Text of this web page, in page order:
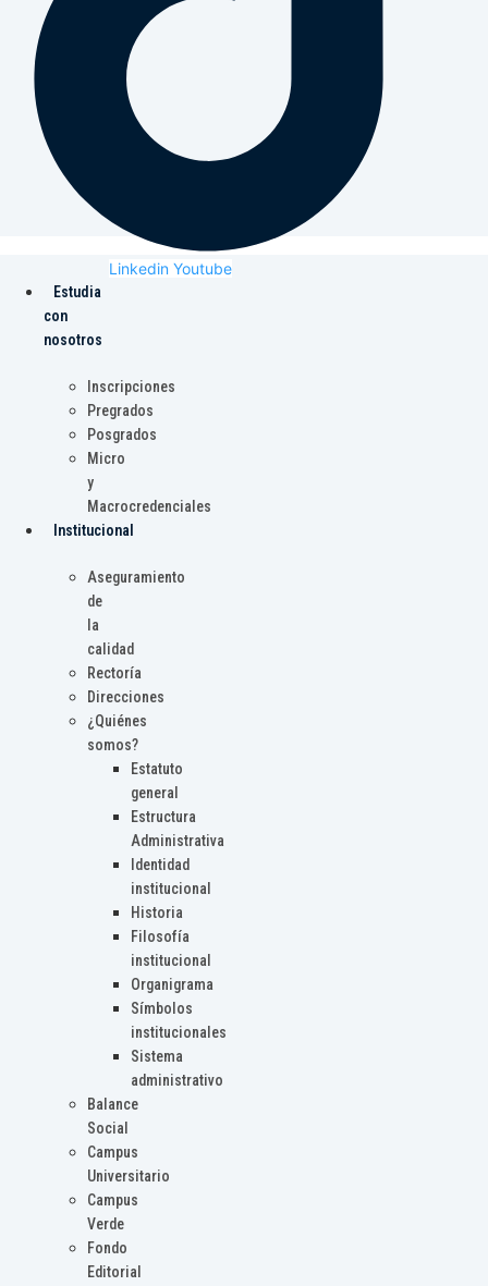
Linkedin Youtube
Estudia
con
nosotros
Inscripciones
Pregrados
Posgrados
Micro
y
Macrocredenciales
Institucional
Aseguramiento
de
la
calidad
Rectoría
Direcciones
¿Quiénes
somos?
Estatuto
general
Estructura
Administrativa
Identidad
institucional
Historia
Filosofía
institucional
Organigrama
Símbolos
institucionales
Sistema
administrativo
Balance
Social
Campus
Universitario
Campus
Verde
Fondo
Editorial